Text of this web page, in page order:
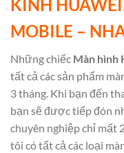
KÍNH
MOBILE –
Những chiếc Màn hình
tất cả các sản phẩm
3 tháng. Khi bạn đến
bạn sẽ được tiếp đón
chuyên nghiệp chỉ mất
tôi có tất cả các loại